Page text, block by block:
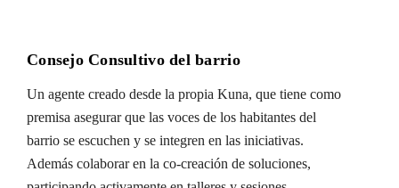
Consejo Consultivo del barrio
Un agente creado desde la propia Kuna, que tiene como
premisa asegurar que las voces de los habitantes del
barrio se escuchen y se integren en las iniciativas.
Además colaborar en la co-creación de soluciones,